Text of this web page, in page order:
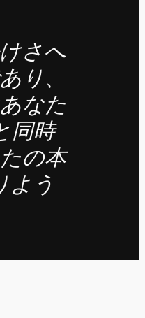
さへ
り、
なた
同時
の本
よう